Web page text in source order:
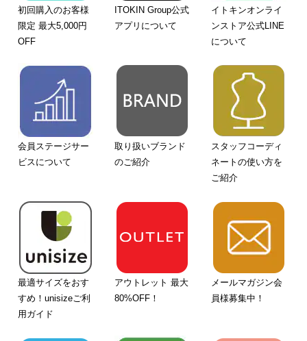
初回購入のお客様
限定 最大5,000円
OFF
ITOKIN Group公式
アプリについて
イトキンオンライ
ンストア公式LINE
について
会員ステージサー
ビスについて
取り扱いブランド
のご紹介
スタッフコーディ
ネートの使い方を
ご紹介
最適サイズをおす
すめ！unisizeご利
用ガイド
アウトレット 最大
80%OFF！
メールマガジン会
員様募集中！